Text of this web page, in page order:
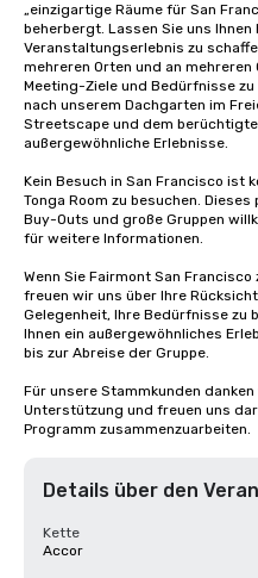
„einzigartige Räume für San
beherbergt. Lassen Sie uns
Veranstaltungserlebnis zu
mehreren Orten und an
Meeting-Ziele und Bedürfnisse
nach unserem Dachgarten im
Streetscape und dem
außergewöhnliche Erlebnisse.
Kein Besuch in San Francisco ist
Tonga Room zu besuchen.
Buy-Outs und große Gruppen
für weitere Informationen.
Wenn Sie Fairmont San
freuen wir uns über Ihre
Gelegenheit, Ihre Bedürfnisse zu
Ihnen ein außergewöhnliches
bis zur Abreise der Gruppe.
Für unsere Stammkunden
Unterstützung und freuen uns
Programm zusammenzuarbeiten.
Details über den
Kette
Accor